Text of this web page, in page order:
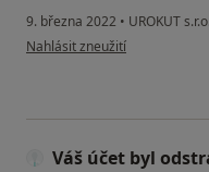
9. března 2022 • UROKUT s.r.o.
podle názoru uživatele JanaKá
Nahlásit zneužití
Váš účet byl